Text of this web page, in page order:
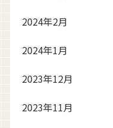
2024年2月
2024年1月
2023年12月
2023年11月